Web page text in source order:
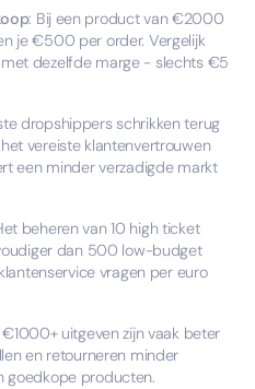
: Bij een product van €2000
je €500 per order. Vergelijk
dezelfde marge - slechts €5
dropshippers schrikken terug
vereiste klantenvertrouwen
een minder verzadigde markt
beheren van 10 high ticket
dan 500 low-budget
vragen per euro
uitgeven zijn vaak beter
en retourneren minder
goedkope producten.